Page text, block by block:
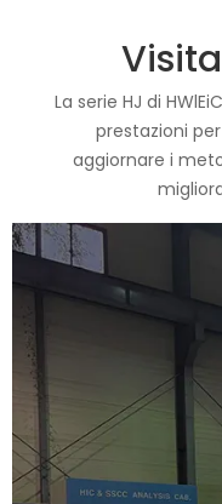
La serie HJ di
prestazioni
aggiornare i